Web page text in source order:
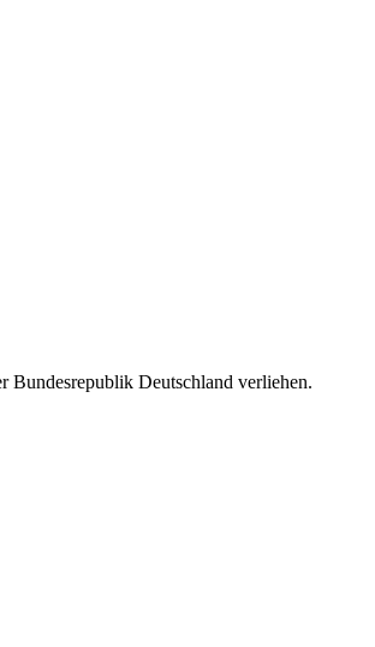
Bundesrepublik Deutschland verliehen.